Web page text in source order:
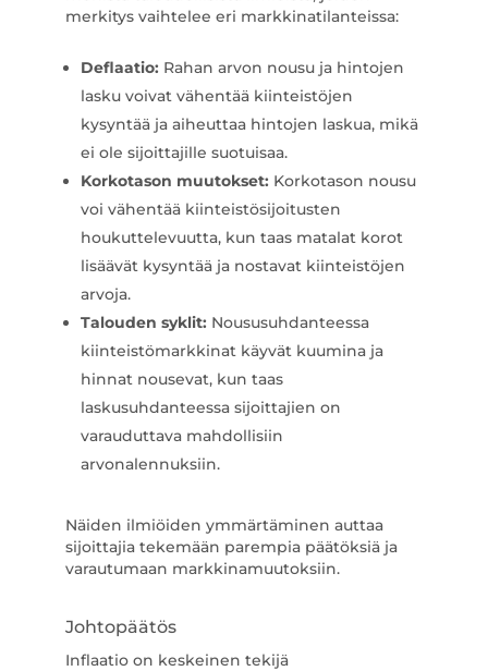
merkitys vaihtelee eri markkinatilanteissa:
Deflaatio: Rahan arvon nousu ja hintojen
lasku voivat vähentää kiinteistöjen
kysyntää ja aiheuttaa hintojen laskua, mikä
ei ole sijoittajille suotuisaa.
Korkotason muutokset: Korkotason nousu
voi vähentää kiinteistösijoitusten
houkuttelevuutta, kun taas matalat korot
lisäävät kysyntää ja nostavat kiinteistöjen
arvoja.
Talouden syklit: Noususuhdanteessa
kiinteistömarkkinat käyvät kuumina ja
hinnat nousevat, kun taas
laskusuhdanteessa sijoittajien on
varauduttava mahdollisiin
arvonalennuksiin.
Näiden ilmiöiden ymmärtäminen auttaa
sijoittajia tekemään parempia päätöksiä ja
varautumaan markkinamuutoksiin.
Johtopäätös
Inflaatio on keskeinen tekijä